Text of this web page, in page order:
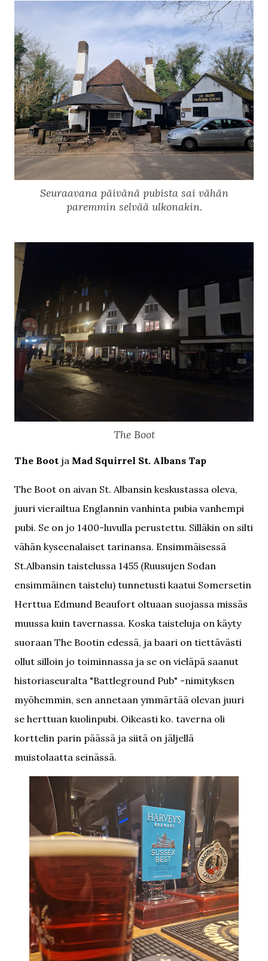
Seuraavana päivänä pubista sai vähän
paremmin selvää ulkonakin.
The Boot
The Boot ja Mad Squirrel St. Albans Tap
The Boot on aivan St. Albansin keskustassa oleva,
juuri vierailtua Englannin vanhinta pubia vanhempi
pubi. Se on jo 1400-luvulla perustettu. Silläkin on silti
vähän kyseenalaiset tarinansa. Ensimmäisessä
St.Albansin taistelussa 1455 (Ruusujen Sodan
ensimmäinen taistelu) tunnetusti kaatui Somersetin
Herttua Edmund Beaufort oltuaan suojassa missäs
muussa kuin tavernassa. Koska taisteluja on käyty
suoraan The Bootin edessä, ja baari on tiettävästi
ollut silloin jo toiminnassa ja se on vieläpä saanut
historiaseuralta "Battleground Pub" -nimityksen
myöhemmin, sen annetaan ymmärtää olevan juuri
se herttuan kuolinpubi. Oikeasti ko. taverna oli
korttelin parin päässä ja siitä on jäljellä
muistolaatta seinässä.